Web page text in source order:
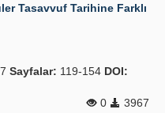
Tasavvuf Tarihine Farklı
Sayfalar: 119-154 DOI:
0
3967